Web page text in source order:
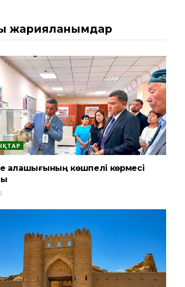
жарияланымдар
қалашығының көшпелі көрмесі